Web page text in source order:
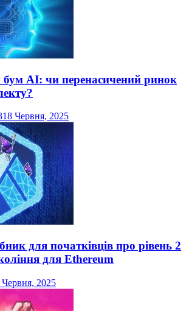
бум AI: чи перенасичений ринок
18 Червня, 2025
для початківців про рівень 2
для Ethereum
Червня, 2025